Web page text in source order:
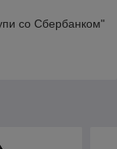
со Сбербанком"